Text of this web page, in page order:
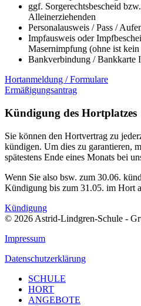
ggf. Sorgerechtsbescheid
Alleinerziehenden
Personalausweis / Pass /
Impfausweis oder
Masernimpfung (ohne ist
Bankverbindung / Bankkarte
Hortanmeldung / Formulare
Ermäßigungsantrag
Kündigung des Hortplatzes
Sie können den Hortvertrag zu
kündigen. Um dies zu garantieren,
spätestens Ende eines Monats bei
Wenn Sie also bsw. zum 30.06.
Kündigung bis zum 31.05. im Hort
Kündigung
© 2026 Astrid-Lindgren-Schule -
Impressum
Datenschutzerklärung
SCHULE
HORT
ANGEBOTE